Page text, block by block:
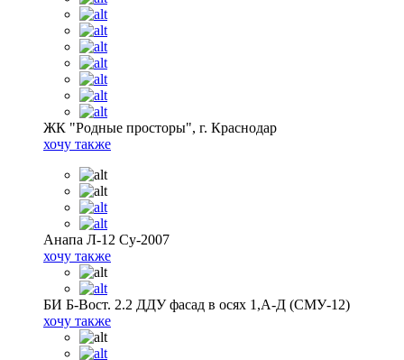
ЖК "Родные просторы", г. Краснодар
хочу также
Анапа Л-12 Су-2007
хочу также
БИ Б-Вост. 2.2 ДДУ фасад в осях 1,А-Д (СМУ-12)
хочу также